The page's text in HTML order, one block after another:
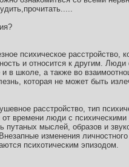
психическое расстройство,
и относится к другим.
в школе, а также во
которая не может быть
расстройство, тип
времени люди с
путаных мыслей, образов и
изменения личностного
психотическим эпизодом.